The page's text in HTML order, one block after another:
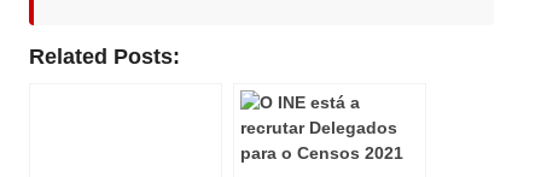
Related Posts: